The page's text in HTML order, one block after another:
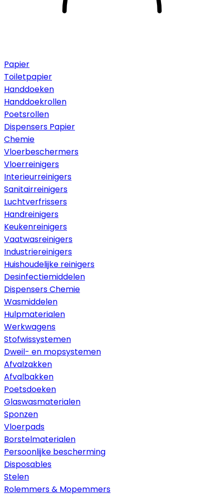
Papier
Toiletpapier
Handdoeken
Handdoekrollen
Poetsrollen
Dispensers Papier
Chemie
Vloerbeschermers
Vloerreinigers
Interieurreinigers
Sanitairreinigers
Luchtverfrissers
Handreinigers
Keukenreinigers
Vaatwasreinigers
Industriereinigers
Huishoudelijke reinigers
Desinfectiemiddelen
Dispensers Chemie
Wasmiddelen
Hulpmaterialen
Werkwagens
Stofwissystemen
Dweil- en mopsystemen
Afvalzakken
Afvalbakken
Poetsdoeken
Glaswasmaterialen
Sponzen
Vloerpads
Borstelmaterialen
Persoonlijke bescherming
Disposables
Stelen
Rolemmers & Mopemmers